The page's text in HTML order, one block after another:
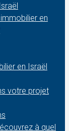
en
en Israël
votre projet
à quel